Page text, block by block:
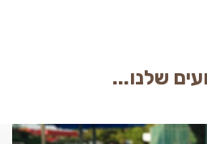
שלנו...